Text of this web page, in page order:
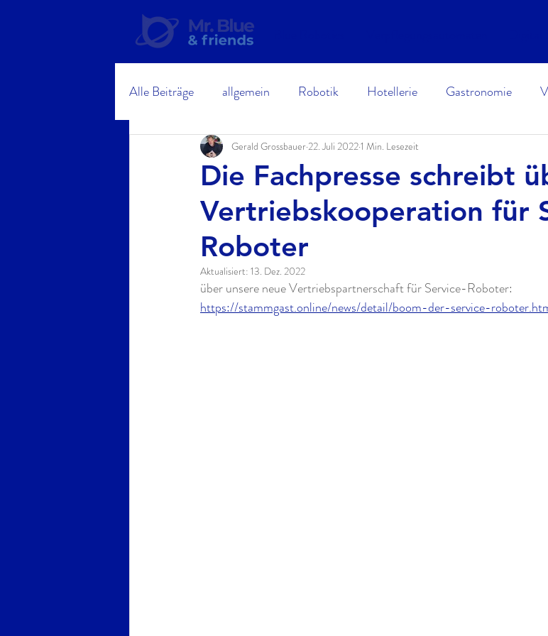
Alle Beiträge allgemein Robotik Hotellerie Gastronomie
Digitale Helfer
Die Fachpresse schreibt
Vertriebskooperation für
Roboter
Gerald Grossbauer 22. Juli 20221 Min. Lesezeit
Aktualisiert: 13. Dez. 2022
über unsere neue Vertriebspartnerschaft für Service-Roboter:
https://stammgast.online/news/detail/boom-der-service-